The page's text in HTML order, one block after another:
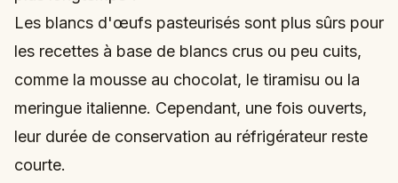
Les blancs d'œufs pasteurisés sont plus sûrs pour
les recettes à base de blancs crus ou peu cuits,
comme la mousse au chocolat, le tiramisu ou la
meringue italienne. Cependant, une fois ouverts,
leur durée de conservation au réfrigérateur reste
courte.